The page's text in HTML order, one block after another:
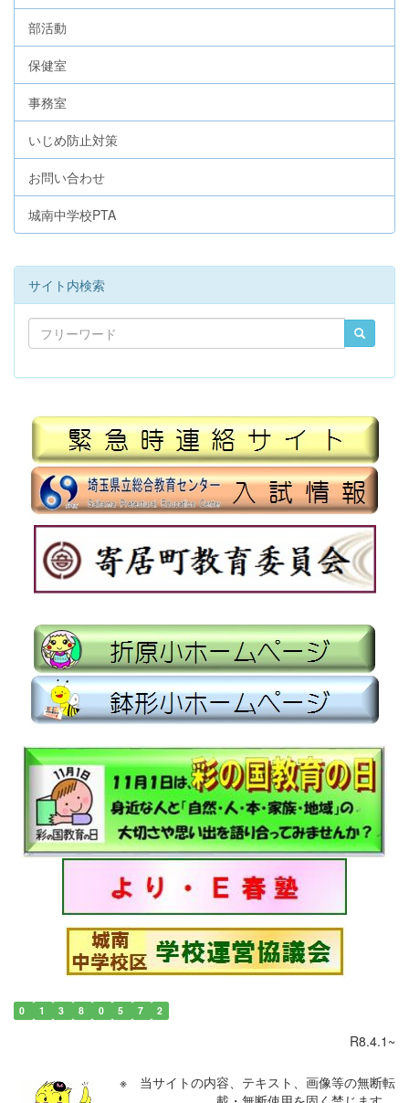
部活動
保健室
事務室
いじめ防止対策
お問い合わせ
城南中学校PTA
サイト内検索
0 1 3 8 0 5 7 2
R8.4.1~
※ 当サイトの内容、テキスト、画像等の無断転